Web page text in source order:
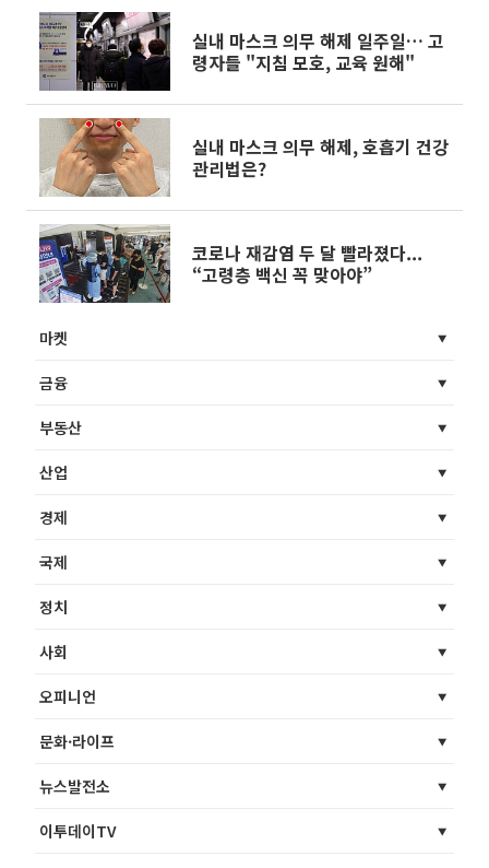
실내 마스크 의무 해제 일주일… 고
령자들 "지침 모호, 교육 원해"
실내 마스크 의무 해제, 호흡기 건강
관리법은?
코로나 재감염 두 달 빨라졌다...
“고령층 백신 꼭 맞아야”
마켓
금융
부동산
산업
경제
국제
정치
사회
오피니언
문화·라이프
뉴스발전소
이투데이TV